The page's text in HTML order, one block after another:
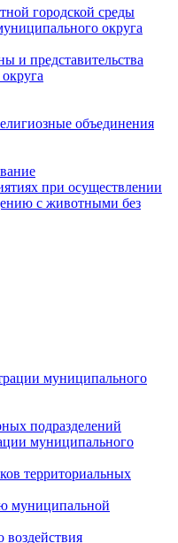
городской среды
округа
и представительства
объединения
при осуществлении
с животными без
муниципального
подразделений
муниципального
территориальных
муниципальной